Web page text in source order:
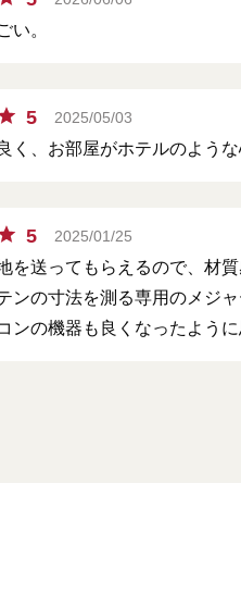
い。
5 2025/05/03
く、お部屋がホテルのよう
5 2025/01/25
を送ってもらえるので、材
ンの寸法を測る専用のメジ
ンの機器も良くなったよう